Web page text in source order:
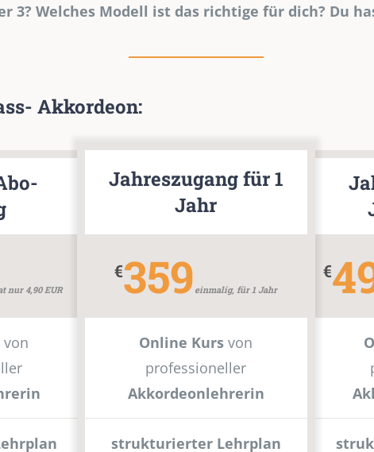
3? Welches Modell ist das richtige für dich? Du
Akkordeon:
nur 4,90 EUR
von
Jahreszugang für 1
Jahr
€359 einmalig, für 1 Jahr
Online Kurs von
professioneller
Akkordeonlehrerin
strukturierter Lehrplan
€